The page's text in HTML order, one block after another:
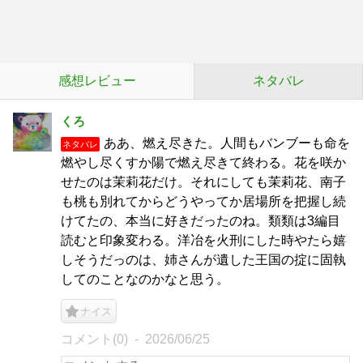
感想レビュー ネタバレ
くろ
ネタバレ
ああ、燃え尽きた。人間もバンブーも命を
燃やし尽くすか陽で燃え尽きて終わる。花を咲か
せたのは茉莉花だけ。それにしても茉莉花、南子
も桃も別れてからどうやってか居場所を把握し続
けてたの、本当に好きだったのね。類類は3編目
読むと印象変わる。洋冶を火刑にした時やたら嬉
しそうだっのは、姉さんが遺した王国の掟に固執
してのことなのかなと思う。
ナイス
コメント(0) 2026/06/25